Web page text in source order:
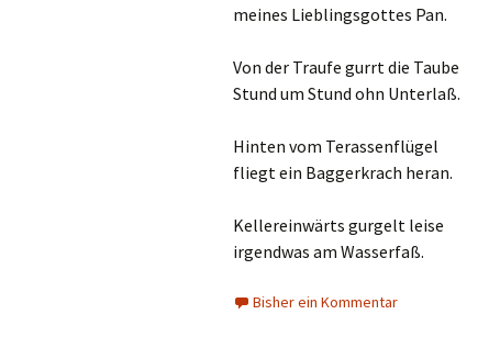
meines Lieblingsgottes Pan.
Von der Traufe gurrt die Taube
Stund um Stund ohn Unterlaß.
Hinten vom Terassenflügel
fliegt ein Baggerkrach heran.
Kellereinwärts gurgelt leise
irgendwas am Wasserfaß.
Bisher ein Kommentar